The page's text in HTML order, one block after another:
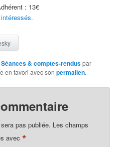
: 13€
Séances & comptes-renduspar
en favori avec sonpermalien.
pas publiée. Les champs
avec*